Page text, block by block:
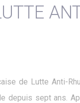
de Lutte Anti-
depuis sept ans.